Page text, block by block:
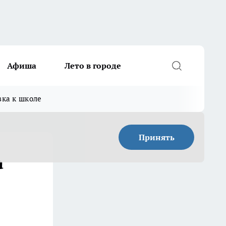
Афиша Лето в городе
к школе
Принять